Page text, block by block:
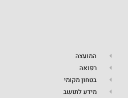
המועצה
רפואה
בטחון מקומי
מידע לתושב